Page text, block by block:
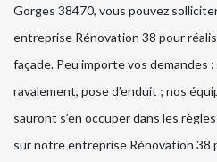
Gorges 38470, vous pouvez
entreprise Rénovation 38 pour
façade. Peu importe vos demandes
ravalement, pose d’enduit ; nos
sauront s’en occuper dans les
sur notre entreprise Rénovation 38